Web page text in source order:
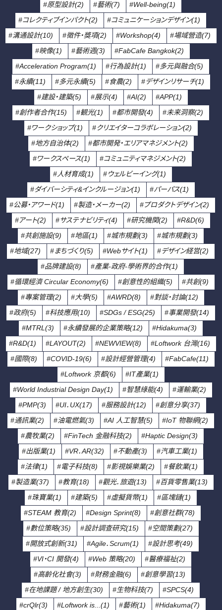
#原型設計(2)
#藝術(7)
#Well-being(1)
#コレクティブインパクト(2)
#コミュニケーションデザイン(1)
#溝通設計(10)
#徵件・獎項(2) #Workshop(4)
#場域營造(7)
#映像(1)
#藝術週(3)
#FabCafe Bangkok(2)
#Acceleration Program(1)
#行為設計(1)
#多元與融合(5)
#永續(11)
#多元永續(5) #食農(2)
#デザインリサーチ(1)
#建設・建築(5)
#展示(4) #AI(2)
#APP(1)
#創作者合作(15)
#観光(1) #都市開發(4)
#未来洞察(2)
#ワークショップ(1)
#クリエイターコラボレーション(2)
#地方自治体(2)
#都市開発・エリアマネジメント(2)
#ワークスペース(1)
#コミュニティマネジメント(2)
#人材育成(1)
#ウェルビーイング(1)
#ダイバーシティ&インクルージョン(1)
#パーパス(1)
#公募・アワード(1)
#製造・メーカー(2)
#プロダクトデザイン(2)
#アート(2)
#サステナビリティ(4) #研究機関(2)
#R&D(6)
#共創施設(9)
#地區(1) #城市規劃(3)
#城市規劃(3)
#地域(27)
#まちづくり(5) #Webサイト(1)
#デザイン経営(2)
#品牌建設(8)
#產業-政府-學術界的合作(1)
#循環經濟 Circular Economy(6)
#創意性的組織(5)
#共創(9)
#專案管理(2)
#大學(5) #AWRD(8)
#對談・討論(12)
#政府(5)
#科技應用(10) #SDGs / ESG(25)
#事業開發(14)
#MTRL(3)
#永續發展的企業策略(12)
#Hidakuma(3)
#R&D(1)
#LAYOUT(2) #NEWVIEW(8)
#Loftwork 台灣(16)
#國際(8)
#COVID-19(6) #設計經營管理(4)
#FabCafe(11)
#Loftwork 京都(6)
#IT產業(1)
#World Industrial Design Day(1)
#智慧綠能(4)
#運輸業(2)
#PMP(3)
#UI．UX(17) #服務設計(12)
#創意分享(37)
#通訊業(2)
#油電燃氣(3) #AI 人工智慧(5)
#IoT 物聯網(2)
#農牧業(2)
#FinTech 金融科技(2)
#Haptic Design(3)
#出版業(1)
#VR．AR(32) #不動產(3)
#汽車工業(1)
#法律(1)
#電子科技(8) #影視娛樂業(2)
#餐飲業(1)
#製造業(37)
#教育(18) #觀光．旅遊(13)
#百貨零售業(13)
#珠寶業(1)
#建築(5) #虛擬貨幣(1)
#區塊鏈(1)
#STEAM 教育(2)
#Design Sprint(8)
#創意社群(78)
#數位策略(35)
#設計調查研究(15)
#空間策劃(27)
#開放式創新(31)
#Agile．Scrum(1)
#設計思考(49)
#VI・CI 開發(4)
#Web 策略(20)
#醫療福祉(2)
#高齡化社會(3)
#財務金融(6)
#創意學習(13)
#在地課題 / 地方創生(30)
#生物科技(7)
#SPCS(4)
#crQlr(3)
#Loftwork is...(1) #藝術(1) #Hidakuma(7)